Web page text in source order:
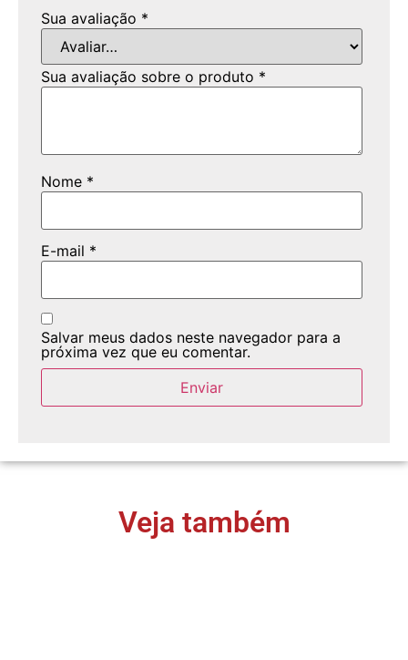
Sua avaliação *
Sua avaliação sobre o produto *
Nome *
E-mail *
Salvar meus dados neste navegador para a
próxima vez que eu comentar.
Veja também